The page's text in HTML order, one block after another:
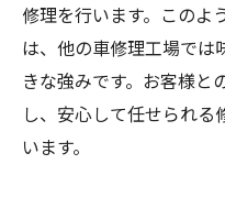
修理を行います。このよ
は、他の車修理工場では
きな強みです。お客様と
し、安心して任せられる
います。